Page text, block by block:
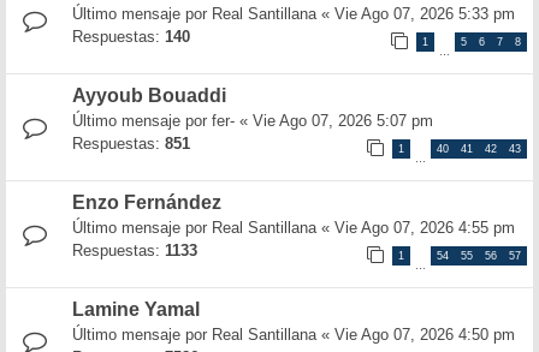
Último mensaje por Real Santillana« Vie Ago 07, 2026 5:33 pm
Respuestas: 140 1
…
5 6 7 8
Ayyoub Bouaddi
Último mensaje por fer- « Vie Ago 07, 2026 5:07 pm
Respuestas: 851 1
…
40 41 42 43
Enzo Fernández
Último mensaje por Real Santillana« Vie Ago 07, 2026 4:55 pm
Respuestas: 1133 1
…
54 55 56 57
Lamine Yamal
Último mensaje por Real Santillana« Vie Ago 07, 2026 4:50 pm